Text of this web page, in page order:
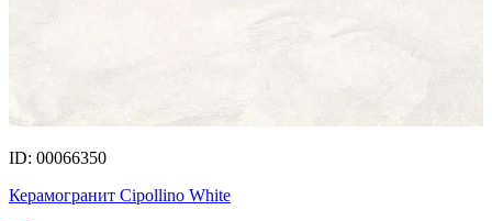
ID: 00066350
Керамогранит Cipollino White